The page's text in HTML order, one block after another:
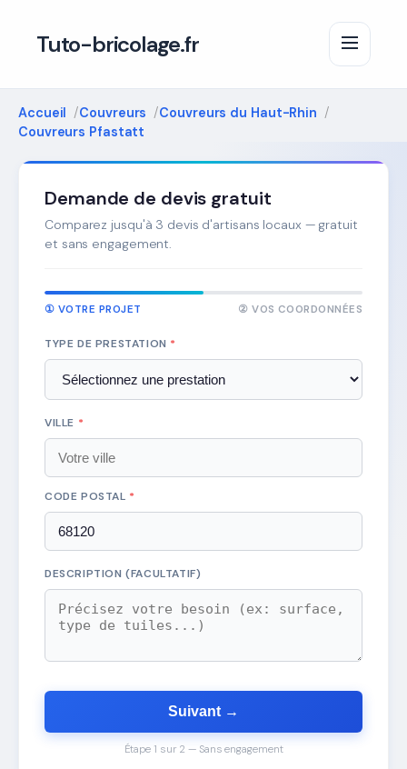
Tuto-bricolage.fr
Accueil Couvreurs
Couvreurs du Haut-Rhin
Couvreurs Pfastatt
Demande de devis gratuit
Comparez jusqu'à 3 devis d'artisans locaux — gratuit
et sans engagement.
① VOTRE PROJET ② VOS COORDONNÉES
TYPE DE PRESTATION *
VILLE *
CODE POSTAL *
DESCRIPTION (FACULTATIF)
Suivant →
Étape 1 sur 2 — Sans engagement